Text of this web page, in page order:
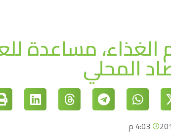
الغذاء، مساعدة
المحلي
4:03 م